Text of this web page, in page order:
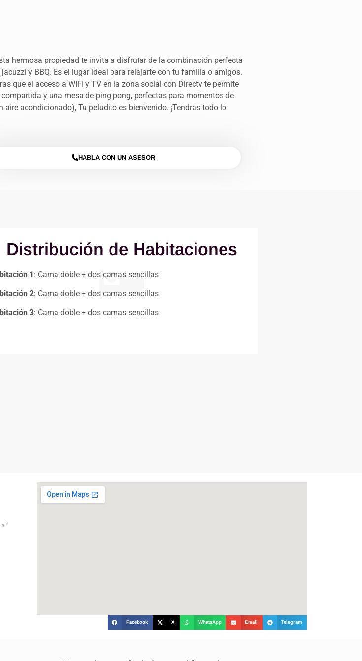
hermosa propiedad te invita a disfrutar de la combinación perfecta
y BBQ. Es el lugar ideal para relajarte con tu familia o amigos.
que el acceso a WIFI y TV en la zona social con Directv te permite
y una mesa de ping pong, perfectas para momentos de
acondicionado), Tu peludito es bienvenido. ¡Tendrás todo lo
HABLA CON UN ASESOR
Distribución de Habitaciones
1: Cama doble + dos camas sencillas
2: Cama doble + dos camas sencillas
3: Cama doble + dos camas sencillas
Facebook X WhatsApp Email Telegram